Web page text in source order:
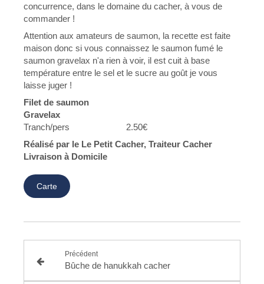
concurrence, dans le domaine du cacher, à vous de
commander !
Attention aux amateurs de saumon, la recette est faite
maison donc si vous connaissez le saumon fumé le
saumon gravelax n'a rien àvoir, il est cuit à base
température entre le sel et le sucre au goût je vous
laisse juger !
Filet de saumon
Gravelax
Tranch/pers 2.50€
Réalisé par le Le Petit Cacher, Traiteur Cacher
Livraison à Domicile
Carte
Précédent
Bûche de hanukkah cacher